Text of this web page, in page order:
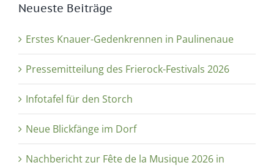
Neueste Beiträge
Erstes Knauer-Gedenkrennen in Paulinenaue
Pressemitteilung des Frierock-Festivals 2026
Infotafel für den Storch
Neue Blickfänge im Dorf
Nachbericht zur Fête de la Musique 2026 in